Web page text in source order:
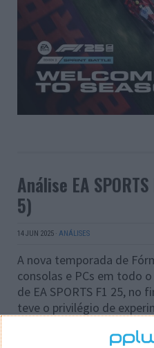
Análise EA
5)
14 JUN 2025 · ANÁLISES
A nova temporada de
consolas e PCs em todo
de EA SPORTS F1 25, no
teve o privilégio de
Championship traz e….